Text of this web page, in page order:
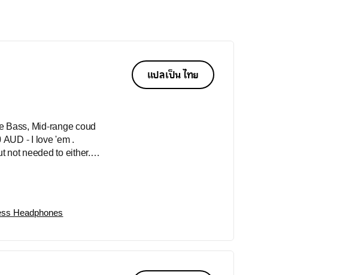
แปลเป็น ไทย
'em .
not needed to either.
comfortable
Headphones